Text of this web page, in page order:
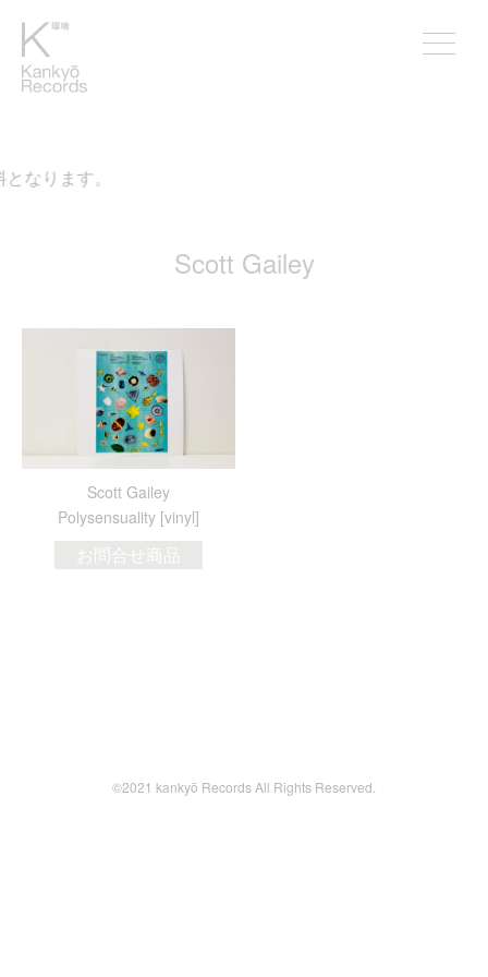
なります。
Scott Gailey
Scott Gailey
Polysensuality [vinyl]
お問合せ商品
©2021 kankyō Records All Rights Reserved.